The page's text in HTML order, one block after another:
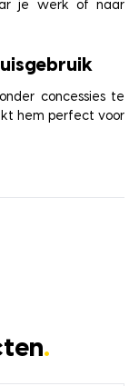
je werk of naar
concessies te
hem perfect voor
.